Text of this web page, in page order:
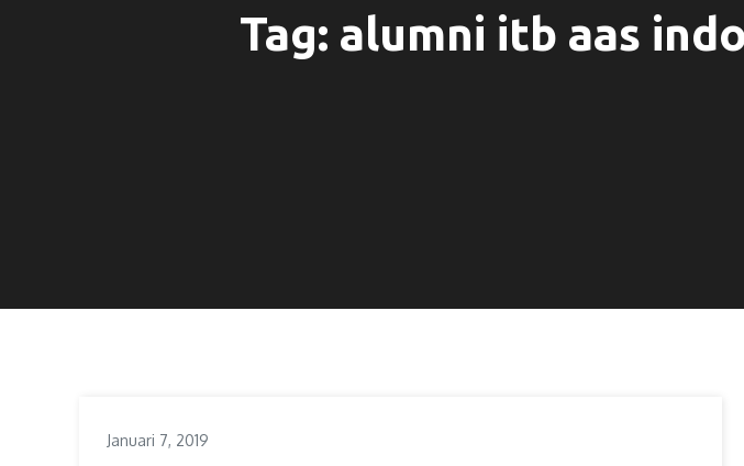
Tag: alumni itb aas
Januari 7, 2019